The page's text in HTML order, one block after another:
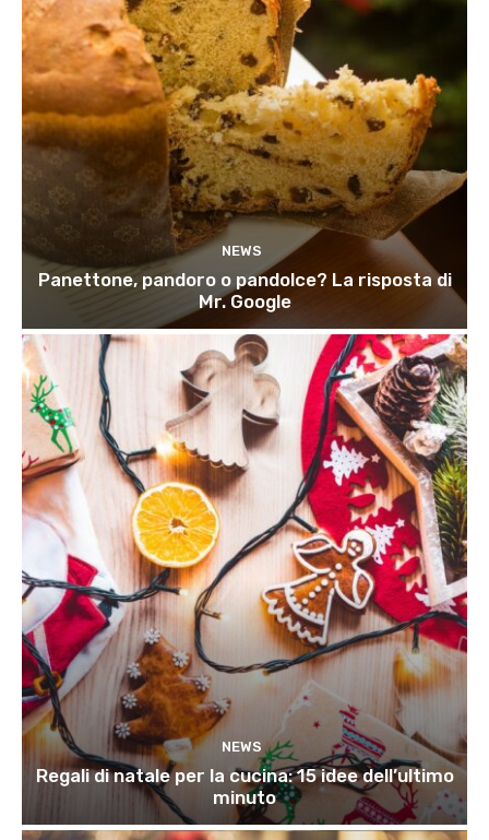
NEWS
Panettone, pandoro o pandolce? La risposta di
Mr. Google
NEWS
Regali di natale per la cucina: 15 idee dell’ultimo
minuto